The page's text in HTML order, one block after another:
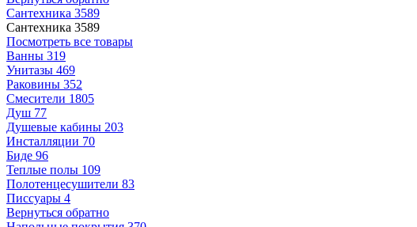
Сантехника 3589
Сантехника 3589
Посмотреть все товары
Ванны 319
Унитазы 469
Раковины 352
Смесители 1805
Душ 77
Душевые кабины 203
Инсталляции 70
Биде 96
Теплые полы 109
Полотенцесушители 83
Писсуары 4
Вернуться обратно